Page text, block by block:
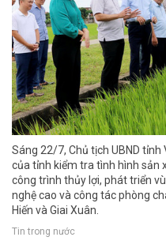
Sáng 22/7, Chủ tịch UBND
của tỉnh kiểm tra tình hình sản
công trình thủy lợi, phát triển
nghệ cao và công tác phòng
Hiến và Giai Xuân.
Tin trong nước